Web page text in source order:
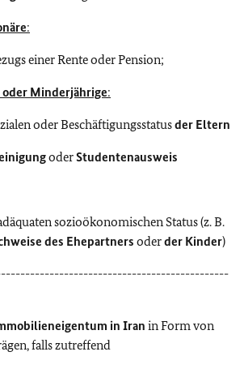
:
einer Rente oder Pension;
Minderjährige:
oder Beschäftigungsstatusder Eltern
oderStudentenausweis
sozioökonomischen Status (z. B.
des Ehepartners oderder Kinder)
in Iran in Form von
falls zutreffend